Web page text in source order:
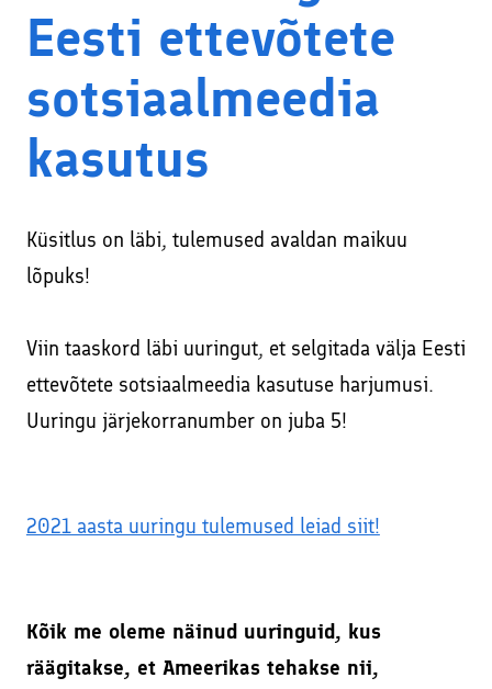
Kodulehe tekstide kirjutamine
SEO – kodulehe otsimootoritele optimeerimine
Sisuturundus ja sisuloome
Google Ads reklaami haldamine ja konsultatsioonid
Veebikoolitus – sissejuhatus meiliturundusse
Veebikoolitus – SEO, sisuturundus ja -loome
Õppekorralduse alused
Koolitaja Maido Mesipuu
Interneti turvalisuse ja veibi loengud koolides
Eesti ettevõtete
sotsiaalmeedia
kasutus
Küsitlus on läbi, tulemused avaldan maikuu
lõpuks!
Viin taaskord läbi uuringut, et selgitada välja Eesti
ettevõtete sotsiaalmeedia kasutuse harjumusi.
Uuringu järjekorranumber on juba 5!
2021 aasta uuringu tulemused leiad siit!
Kõik me oleme näinud uuringuid, kus
räägitakse, et Ameerikas tehakse nii,